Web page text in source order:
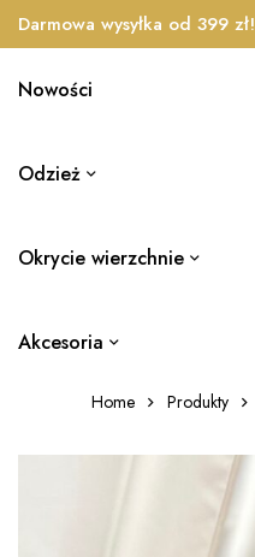
Darmowa wysyłka od 399 zł!
Nowości
Odzież
Okrycie wierzchnie
Akcesoria
Home Produkty